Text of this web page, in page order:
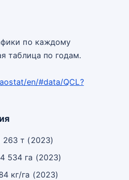
по каждому
таблица по годам.
en/#data/QCL?
263 т (2023)
534 га (2023)
кг/га (2023)